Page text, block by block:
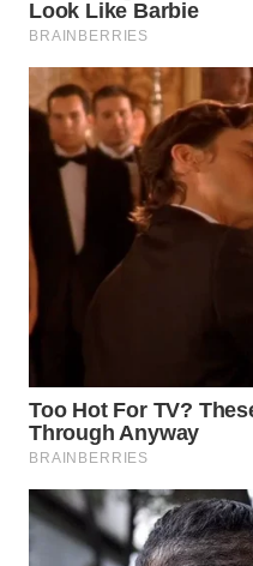
WN
KEPULAUAN
SERIBU
WN
TANGERANG
WN
WN
INDRAMAYU
WN
KUNINGAN